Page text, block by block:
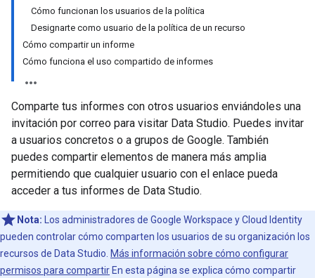
Cómo funcionan los usuarios de la política
Designarte como usuario de la política de un recurso
Cómo compartir un informe
Cómo funciona el uso compartido de informes
Comparte tus informes con otros usuarios enviándoles una
invitación por correo para visitar Data Studio. Puedes invitar
a usuarios concretos o a grupos de Google. También
puedes compartir elementos de manera más amplia
permitiendo que cualquier usuario con el enlace pueda
acceder a tus informes de Data Studio.
Nota: Los administradores de Google Workspace y Cloud Identity
pueden controlar cómo comparten los usuarios de su organización los
recursos de Data Studio. Más información sobre cómo configurar
permisos para compartir En esta página se explica cómo compartir